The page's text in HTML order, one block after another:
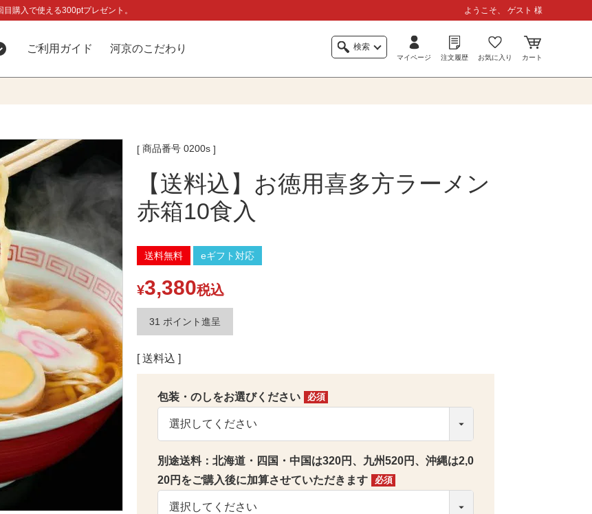
購入で使える300ptプレゼント。 ようこそ、 ゲスト 様
ご利用ガイド 河京のこだわり 検索
マイページ 注文履歴 お気に入り カート
商品番号 0200s
【送料込】お徳用喜多方ラーメン
赤箱10食入
送料無料 eギフト対応
¥3,380税込
31 ポイント進呈
送料込
包装・のしをお選びください
別途送料：北海道・四国・中国は320円、九州520円、沖縄は2,0
20円をご購入後に加算させていただきます